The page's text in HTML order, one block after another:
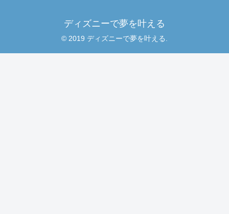
ディズニーで夢を叶える
© 2019 ディズニーで夢を叶える.